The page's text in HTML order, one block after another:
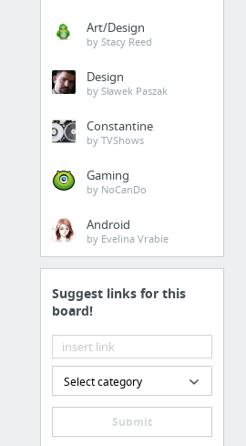
Art/Design
by Stacy Reed
Design
by Sławek Paszak
Constantine
by TVShows
Gaming
by NoCanDo
Android
by Evelina Vrabie
Suggest links for this
board!
Select category
Submit